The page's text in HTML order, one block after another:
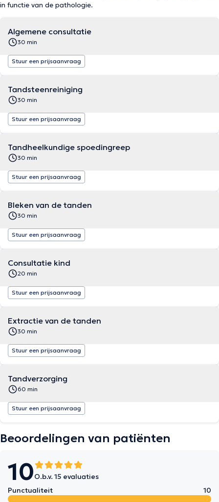
in functie van de pathologie.
Algemene consultatie
30 min
Stuur een prijsaanvraag
Tandsteenreiniging
30 min
Stuur een prijsaanvraag
Tandheelkundige spoedingreep
30 min
Stuur een prijsaanvraag
Bleken van de tanden
30 min
Stuur een prijsaanvraag
Consultatie kind
20 min
Stuur een prijsaanvraag
Extractie van de tanden
30 min
Stuur een prijsaanvraag
Tandverzorging
60 min
Stuur een prijsaanvraag
Beoordelingen van patiënten
10O.b.v. 15 evaluaties
Punctualiteit
10